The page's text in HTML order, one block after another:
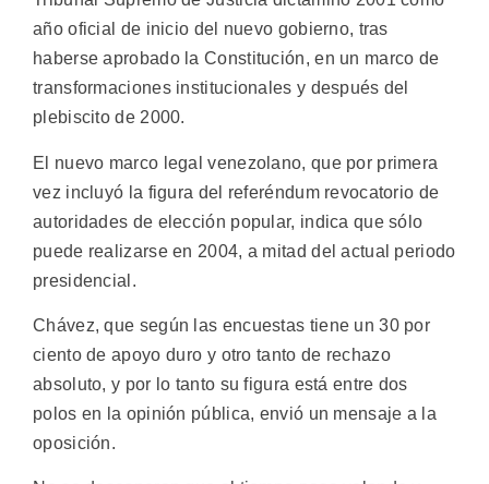
año oficial de inicio del nuevo gobierno, tras
haberse aprobado la Constitución, en un marco de
transformaciones institucionales y después del
plebiscito de 2000.
El nuevo marco legal venezolano, que por primera
vez incluyó la figura del referéndum revocatorio de
autoridades de elección popular, indica que sólo
puede realizarse en 2004, a mitad del actual periodo
presidencial.
Chávez, que según las encuestas tiene un 30 por
ciento de apoyo duro y otro tanto de rechazo
absoluto, y por lo tanto su figura está entre dos
polos en la opinión pública, envió un mensaje a la
oposición.